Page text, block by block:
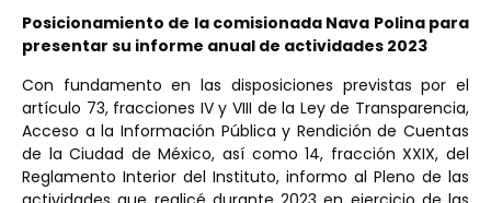
Posicionamiento de la comisionada Nava Polina para
presentar su informe anual de actividades 2023
Con fundamento en las disposiciones previstas por el
artículo 73, fracciones IV y VIII de la Ley de Transparencia,
Acceso a la Información Pública y Rendición de Cuentas
de la Ciudad de México, así como 14, fracción XXIX, del
Reglamento Interior del Instituto, informo al Pleno de las